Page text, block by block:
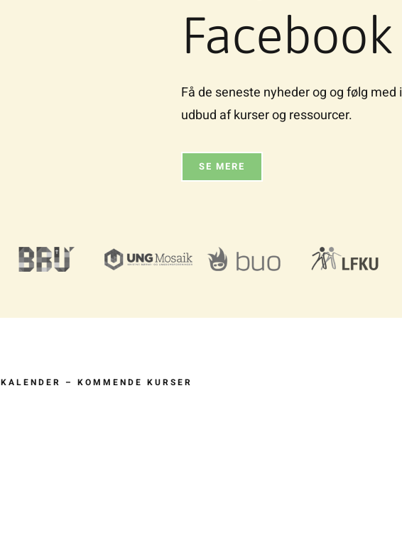
Facebook
Få de seneste nyheder og og følg med i
udbud af kurser og ressourcer.
SE MERE
KALENDER – KOMMENDE KURSER